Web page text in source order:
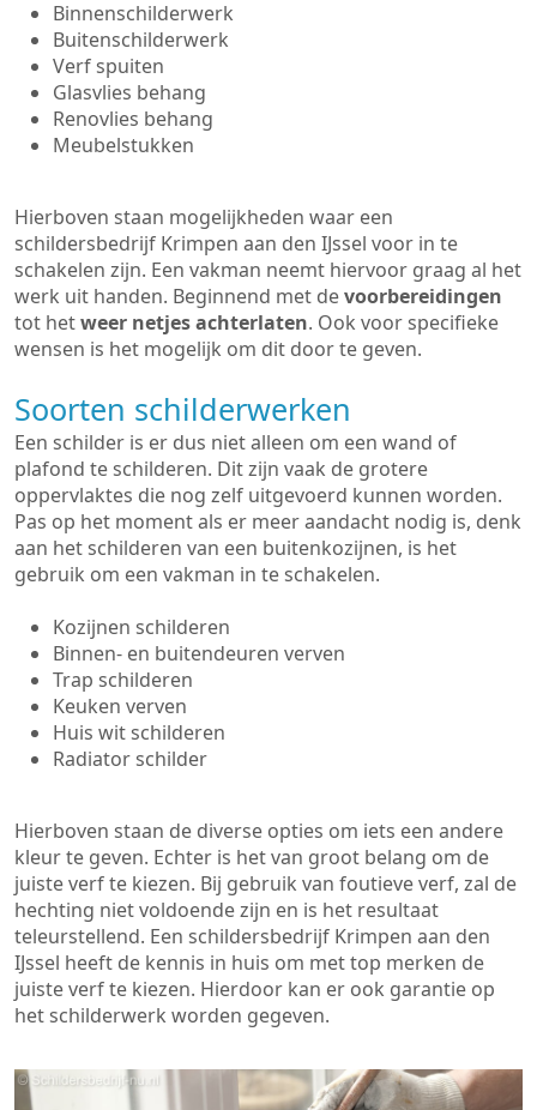
Binnenschilderwerk
Buitenschilderwerk
Verf spuiten
Glasvlies behang
Renovlies behang
Meubelstukken
Hierboven staan mogelijkheden waar een
schildersbedrijf Krimpen aan den IJssel voor in te
schakelen zijn. Een vakman neemt hiervoor graag al het
werk uit handen. Beginnend met devoorbereidingen
tot hetweer netjes achterlaten. Ook voor specifieke
wensen is het mogelijk om dit door te geven.
Soorten schilderwerken
Een schilder is er dus niet alleen om een wand of
plafond te schilderen. Dit zijn vaak de grotere
oppervlaktes die nog zelf uitgevoerd kunnen worden.
Pas op het moment als er meer aandacht nodig is, denk
aan het schilderen van een buitenkozijnen, is het
gebruik om een vakman in te schakelen.
Kozijnen schilderen
Binnen- en buitendeuren verven
Trap schilderen
Keuken verven
Huis wit schilderen
Radiator schilder
Hierboven staan de diverse opties om iets een andere
kleur te geven. Echter is het van groot belang om de
juiste verf te kiezen. Bij gebruik van foutieve verf, zal de
hechting niet voldoende zijn en is het resultaat
teleurstellend. Een schildersbedrijf Krimpen aan den
IJssel heeft de kennis in huis om met top merken de
juiste verf te kiezen. Hierdoor kan er ook garantie op
het schilderwerk worden gegeven.